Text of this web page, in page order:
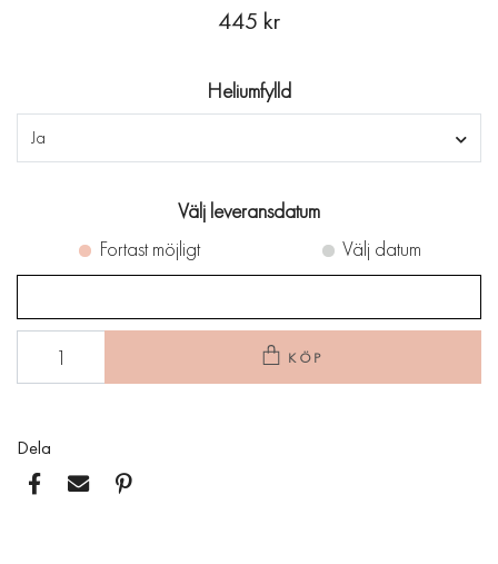
445 kr
Heliumfylld
Ja
Välj leveransdatum
Fortast möjligt
Välj datum
KÖP
Dela